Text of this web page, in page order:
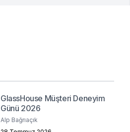
GlassHouse Müşteri Deneyim
Günü 2026
Alp Bağrıaçık